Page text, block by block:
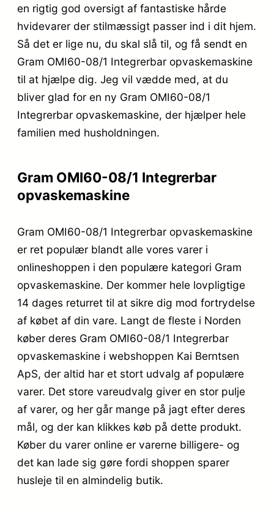
en rigtig god oversigt af fantastiske hårde
hvidevarer der stilmæssigt passer ind i dit hjem.
Så det er lige nu, du skal slå til, og få sendt en
Gram OMI60-08/1 Integrerbar opvaskemaskine
til at hjælpe dig. Jeg vil vædde med, at du
bliver glad for en ny Gram OMI60-08/1
Integrerbar opvaskemaskine, der hjælper hele
familien med husholdningen.
Gram OMI60-08/1 Integrerbar
opvaskemaskine
Gram OMI60-08/1 Integrerbar opvaskemaskine
er ret populær blandt alle vores varer i
onlineshoppen i den populære kategori Gram
opvaskemaskine. Der kommer hele lovpligtige
14 dages returret til at sikre dig mod fortrydelse
af købet af din vare. Langt de fleste i Norden
køber deres Gram OMI60-08/1 Integrerbar
opvaskemaskine i webshoppen Kai Berntsen
ApS, der altid har et stort udvalg af populære
varer. Det store vareudvalg giver en stor pulje
af varer, og her går mange på jagt efter deres
mål, og der kan klikkes køb på dette produkt.
Køber du varer online er varerne billigere- og
det kan lade sig gøre fordi shoppen sparer
husleje til en almindelig butik.